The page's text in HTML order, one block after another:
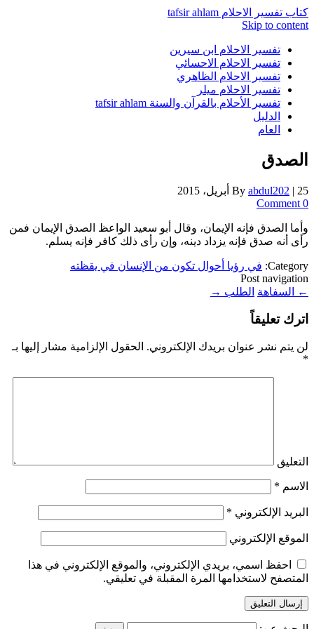
كتاب تفسير الاحلام tafsir ahlam
Skip to content
تفسير الاحلام ابن سيرين
تفسير الاحلام الاحسائي
تفسير الاحلام الظاهري
تفسير الاحلام ميلر
تفسير الأحلام بالقرآن والسنة tafsir ahlam
الدليل
العام
الصدق
By abdul202 | 25 أبريل، 2015
0 Comment
وأما الصدق فإنه الإيمان، وقال أبو سعيد الواعظ الصدق الإيمان فمن
رأى أنه صدق فإنه يزداد دينه، وإن رأى ذلك كافر فإنه يسلم.
Category: في رؤيا أحوال تكون من الإنسان في يقظته
Post navigation
←
السفاهة الطلب →
اترك تعليقاً
لن يتم نشر عنوان بريدك الإلكتروني. الحقول الإلزامية مشار إليها بـ
*
التعليق
الاسم *
البريد الإلكتروني *
الموقع الإلكتروني
احفظ اسمي، بريدي الإلكتروني، والموقع الإلكتروني في هذا
المتصفح لاستخدامها المرة المقبلة في تعليقي.